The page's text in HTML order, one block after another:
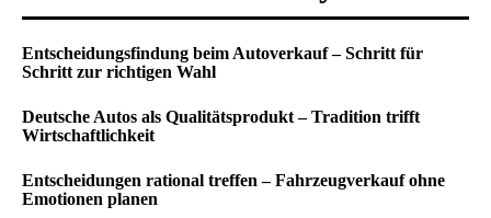
Entscheidungsfindung beim Autoverkauf – Schritt für
Schritt zur richtigen Wahl
Deutsche Autos als Qualitätsprodukt – Tradition trifft
Wirtschaftlichkeit
Entscheidungen rational treffen – Fahrzeugverkauf ohne
Emotionen planen